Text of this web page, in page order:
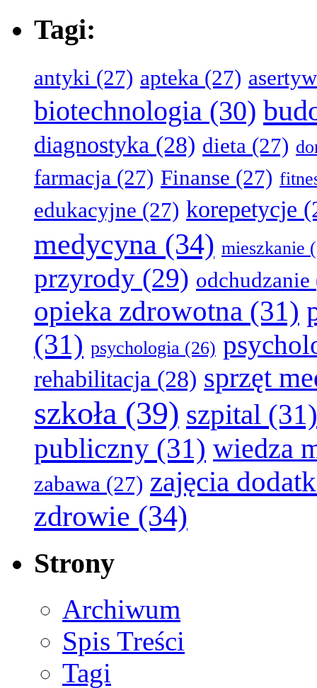
Tagi:
antyki (27) apteka (27)
biotechnologia (30)
diagnostyka (28) dieta (27)
farmacja (27) Finanse (27)
edukacyjne (27) korepetycje
medycyna (34) mieszkanie
przyrody (29) odchudzanie
opieka zdrowotna (31)
(31) psychologia (26)
rehabilitacja (28) sprzęt
szkoła (39) szpital (31)
publiczny (31) wiedza
zabawa (27) zajęcia
zdrowie (34)
Strony
Archiwum
Spis Treści
Tagi